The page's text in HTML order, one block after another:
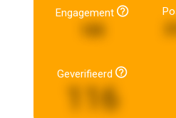
Engagement
Geverifieerd
116